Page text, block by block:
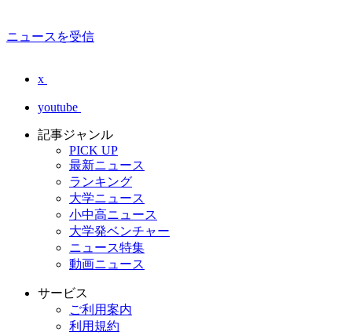
ニュースを受信
x
youtube
記事ジャンル
PICK UP
最新ニュース
ランキング
大学ニュース
小中高ニュース
大学発ベンチャー
ニュース特集
動画ニュース
サービス
ご利用案内
利用規約